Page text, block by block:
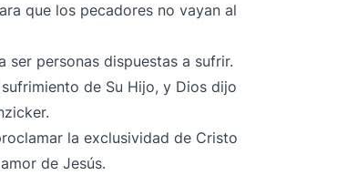
que los pecadores no vayan al
ser personas dispuestas a sufrir.
de Su Hijo, y Dios dijo
la exclusividad de Cristo
de Jesús.